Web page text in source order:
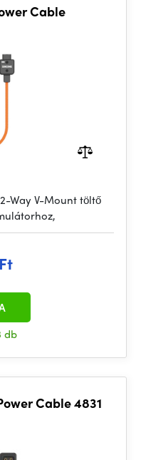
DT-PD Power Cable
Way V-Mount töltő
db
Cable 4831